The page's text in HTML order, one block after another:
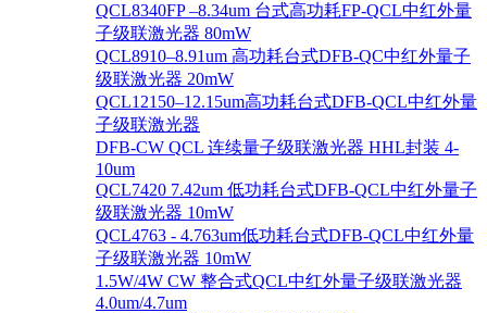
QCL8340FP –8.34um 台式高功耗FP-QCL中红外量
子级联激光器 80mW
QCL8910–8.91um 高功耗台式DFB-QC中红外量子
级联激光器 20mW
QCL12150–12.15um高功耗台式DFB-QCL中红外量
子级联激光器
DFB-CW QCL 连续量子级联激光器 HHL封装 4-
10um
QCL7420 7.42um 低功耗台式DFB-QCL中红外量子
级联激光器 10mW
QCL4763 - 4.763um低功耗台式DFB-QCL中红外量
子级联激光器 10mW
1.5W/4W CW 整合式QCL中红外量子级联激光器
4.0um/4.7um